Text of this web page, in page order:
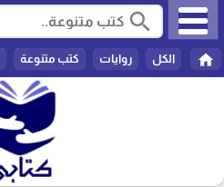
search
home الكل روايات كتب متنوعة